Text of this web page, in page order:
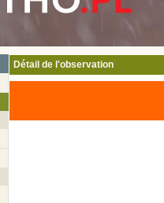
Détail de l'observation